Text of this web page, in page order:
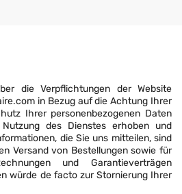
die Verpflichtungen der Website
in Bezug auf die Achtung Ihrer
Ihrer personenbezogenen Daten
des Dienstes erhoben und
die Sie uns mitteilen, sind
Versand von Bestellungen sowie für
und Garantieverträgen
würde de facto zur Stornierung Ihrer